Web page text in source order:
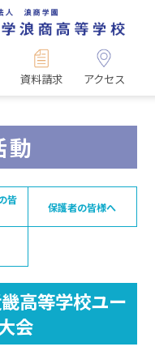
資料請求 アクセス
動
皆
保護者の皆様へ
高等学校ユー
会